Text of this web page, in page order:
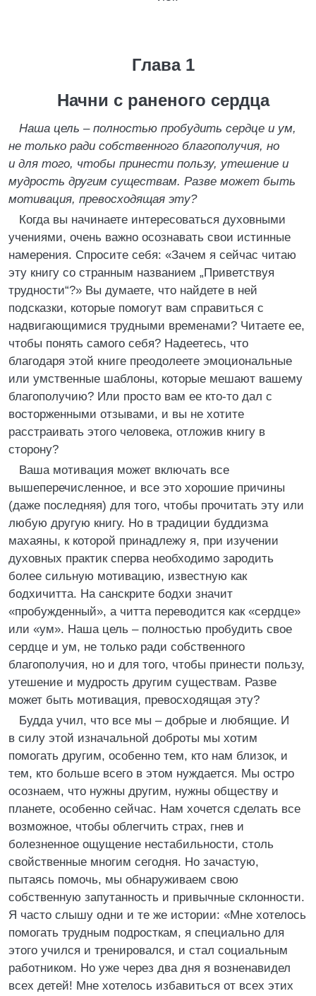
Глава 1
Начни с раненого сердца
Наша цель – полностью пробудить сердце и ум,
не только ради собственного благополучия, но
и для того, чтобы принести пользу, утешение и
мудрость другим существам. Разве может быть
мотивация, превосходящая эту?
Когда вы начинаете интересоваться духовными
учениями, очень важно осознавать свои истинные
намерения. Спросите себя: «Зачем я сейчас читаю
эту книгу со странным названием „Приветствуя
трудности“?» Вы думаете, что найдете в ней
подсказки, которые помогут вам справиться с
надвигающимися трудными временами? Читаете ее,
чтобы понять самого себя? Надеетесь, что
благодаря этой книге преодолеете эмоциональные
или умственные шаблоны, которые мешают вашему
благополучию? Или просто вам ее кто-то дал с
восторженными отзывами, и вы не хотите
расстраивать этого человека, отложив книгу в
сторону?
Ваша мотивация может включать все
вышеперечисленное, и все это хорошие причины
(даже последняя) для того, чтобы прочитать эту или
любую другую книгу. Но в традиции буддизма
махаяны, к которой принадлежу я, при изучении
духовных практик сперва необходимо зародить
более сильную мотивацию, известную как
бодхичитта. На санскрите бодхи значит
«пробужденный», а читта переводится как «сердце»
или «ум». Наша цель – полностью пробудить свое
сердце и ум, не только ради собственного
благополучия, но и для того, чтобы принести пользу,
утешение и мудрость другим существам. Разве
может быть мотивация, превосходящая эту?
Будда учил, что все мы – добрые и любящие. И
в силу этой изначальной доброты мы хотим
помогать другим, особенно тем, кто нам близок, и
тем, кто больше всего в этом нуждается. Мы остро
осознаем, что нужны другим, нужны обществу и
планете, особенно сейчас. Нам хочется сделать все
возможное, чтобы облегчить страх, гнев и
болезненное ощущение нестабильности, столь
свойственные многим сегодня. Но зачастую,
пытаясь помочь, мы обнаруживаем свою
собственную запутанность и привычные склонности.
Я часто слышу одни и те же истории: «Мне хотелось
помогать трудным подросткам, я специально для
этого учился и тренировался, и стал социальным
работником. Но уже через два дня я возненавидел
всех детей! Мне хотелось избавиться от всех этих